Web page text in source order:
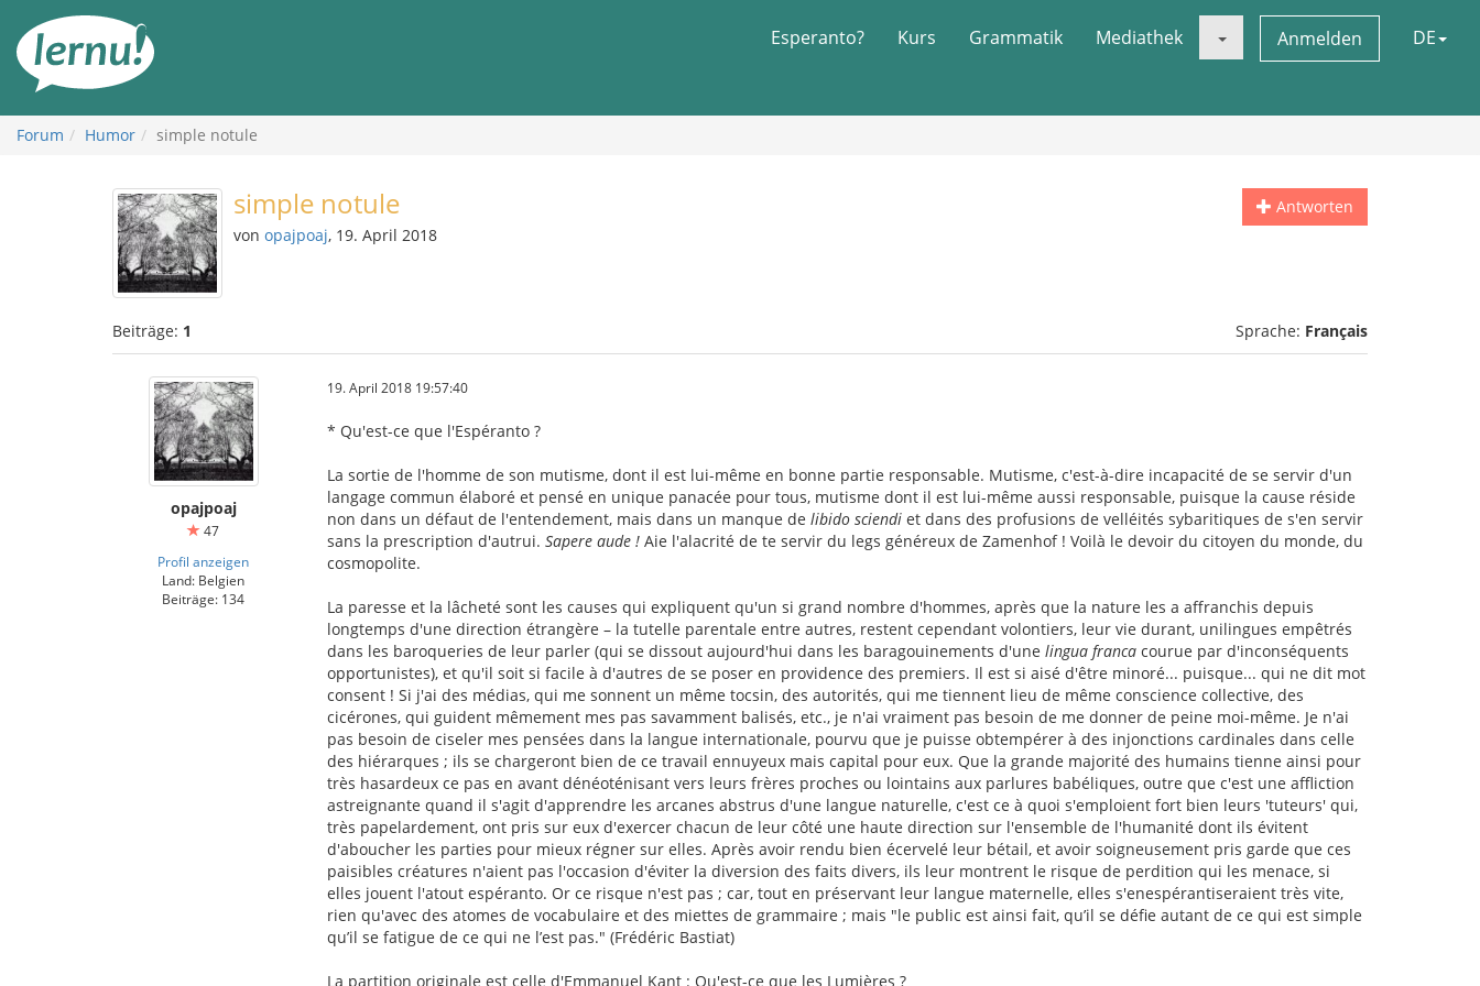
Inhalt
Esperanto? Kurs Grammatik Mediathek Anmelden DE
Forum Humor simple notule
Antworten
simple notule
von opajpoaj, 19. April 2018
Beiträge: 1 Sprache: Français
opajpoaj
47
Profil anzeigen
Land: Belgien
Beiträge: 134
19. April 2018 19:57:40
* Qu'est-ce que l'Espéranto ?
La sortie de l'homme de son mutisme, dont il est lui-même en bonne partie responsable. Mutisme, c'est-à-dire incapacité de se servir d'un
langage commun élaboré et pensé en unique panacée pour tous, mutisme dont il est lui-même aussi responsable, puisque la cause réside
non dans un défaut de l'entendement, mais dans un manque de libido sciendi et dans des profusions de velléités sybaritiques de s'en servir
sans la prescription d'autrui. Sapere aude ! Aie l'alacrité de te servir du legs généreux de Zamenhof ! Voilà le devoir du citoyen du monde, du
cosmopolite.
La paresse et la lâcheté sont les causes qui expliquent qu'un si grand nombre d'hommes, après que la nature les a affranchis depuis
longtemps d'une direction étrangère – la tutelle parentale entre autres, restent cependant volontiers, leur vie durant, unilingues empêtrés
dans les baroqueries de leur parler (qui se dissout aujourd'hui dans les baragouinements d'une lingua franca courue par d'inconséquents
opportunistes), et qu'il soit si facile à d'autres de se poser en providence des premiers. Il est si aisé d'être minoré... puisque... qui ne dit mot
consent ! Si j'ai des médias, qui me sonnent un même tocsin, des autorités, qui me tiennent lieu de même conscience collective, des
cicérones, qui guident mêmement mes pas savamment balisés, etc., je n'ai vraiment pas besoin de me donner de peine moi-même. Je n'ai
pas besoin de ciseler mes pensées dans la langue internationale, pourvu que je puisse obtempérer à des injonctions cardinales dans celle
des hiérarques ; ils se chargeront bien de ce travail ennuyeux mais capital pour eux. Que la grande majorité des humains tienne ainsi pour
très hasardeux ce pas en avant dénéoténisant vers leurs frères proches ou lointains aux parlures babéliques, outre que c'est une affliction
astreignante quand il s'agit d'apprendre les arcanes abstrus d'une langue naturelle, c'est ce à quoi s'emploient fort bien leurs 'tuteurs' qui,
très papelardement, ont pris sur eux d'exercer chacun de leur côté une haute direction sur l'ensemble de l'humanité dont ils évitent
d'aboucher les parties pour mieux régner sur elles. Après avoir rendu bien écervelé leur bétail, et avoir soigneusement pris garde que ces
paisibles créatures n'aient pas l'occasion d'éviter la diversion des faits divers, ils leur montrent le risque de perdition qui les menace, si
elles jouent l'atout espéranto. Or ce risque n'est pas ; car, tout en préservant leur langue maternelle, elles s'enespérantiseraient très vite,
rien qu'avec des atomes de vocabulaire et des miettes de grammaire ; mais "le public est ainsi fait, qu’il se défie autant de ce qui est simple
qu’il se fatigue de ce qui ne l’est pas." (Frédéric Bastiat)
La partition originale est celle d'Emmanuel Kant : Qu'est-ce que les Lumières ?